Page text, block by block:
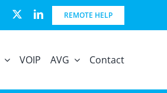
REMOTE HELP
VOIP AVG Contact